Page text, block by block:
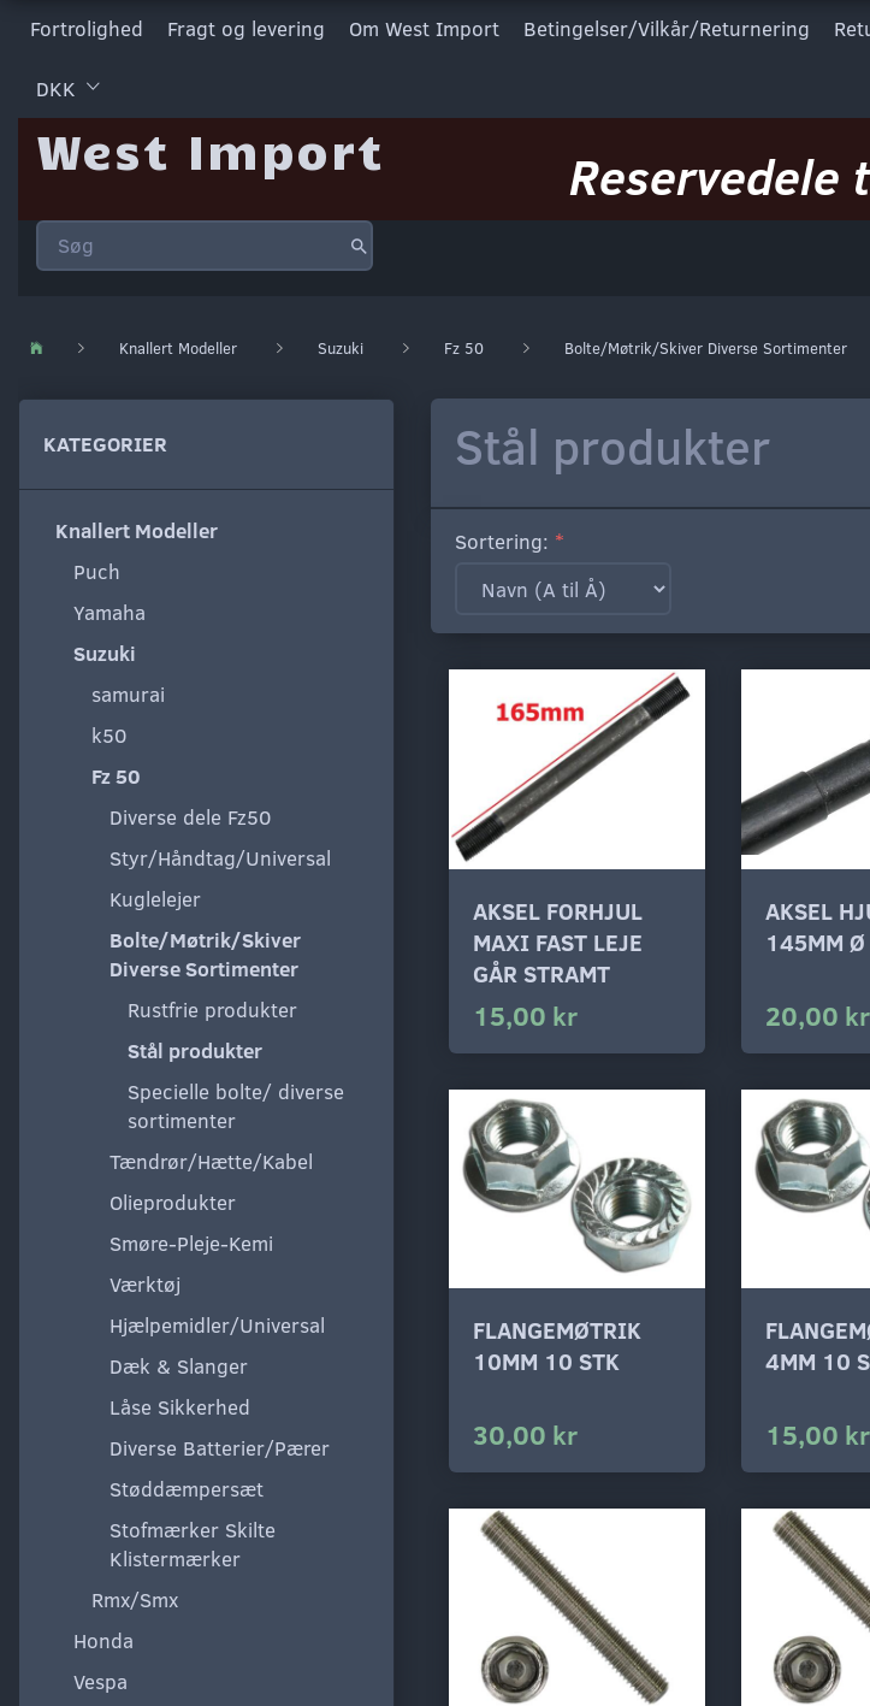
Fortrolighed Fragt og levering Om West Import Betingelser/Vilkår/Returnering
DKK
West Import Reservedele
Knallert Modeller Suzuki Fz 50 Bolte/Møtrik/Skiver Diverse Sortimenter
KATEGORIER
Knallert Modeller
Puch
Yamaha
Suzuki
samurai
k50
Fz 50
Diverse dele Fz50
Styr/Håndtag/Universal
Kuglelejer
Bolte/Møtrik/Skiver
Diverse Sortimenter
Rustfrie produkter
Stål produkter
Specielle bolte/ diverse
sortimenter
Tændrør/Hætte/Kabel
Olieprodukter
Smøre-Pleje-Kemi
Værktøj
Hjælpemidler/Universal
Dæk & Slanger
Låse Sikkerhed
Diverse Batterier/Pærer
Støddæmpersæt
Stofmærker Skilte
Klistermærker
Rmx/Smx
Honda
Vespa
Stål produkter
Sortering:
AKSEL FORHJUL
MAXI FAST LEJE
GÅR STRAMT
15,00 kr
AKSEL
145MM
20,00 kr
FLANGEMØTRIK
10MM 10 STK
30,00 kr
4MM 10
15,00 kr